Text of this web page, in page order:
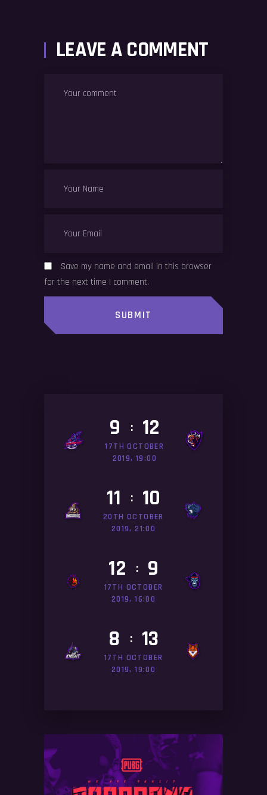
LEAVE A COMMENT
Save my name and email in this browser
for the next time I comment.
SUBMIT
9 : 12
17TH OCTOBER
2019, 19:00
11 : 10
20TH OCTOBER
2019, 21:00
12 : 9
17TH OCTOBER
2019, 16:00
8 : 13
17TH OCTOBER
2019, 19:00